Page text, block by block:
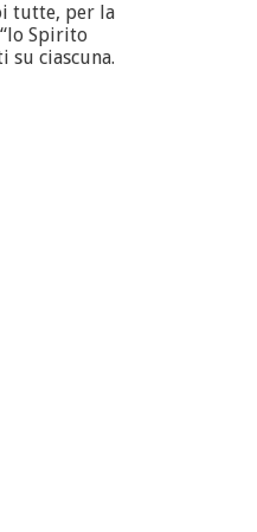
tutte, per la
Spirito
su ciascuna.